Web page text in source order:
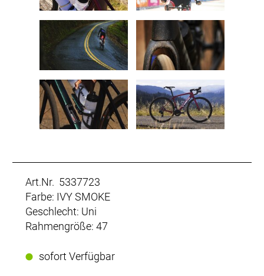
Art.Nr. 5337723
Farbe: IVY SMOKE
Geschlecht: Uni
Rahmengröße: 47
sofort Verfügbar